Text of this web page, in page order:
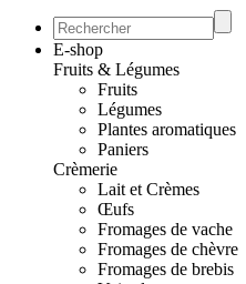
E-shop
Fruits & Légumes
Fruits
Légumes
Plantes aromatiques
Paniers
Crèmerie
Lait et Crèmes
Œufs
Fromages de vache
Fromages de chèvre
Fromages de brebis